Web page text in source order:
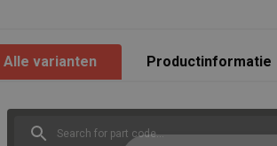
Alle varianten Productinformatie